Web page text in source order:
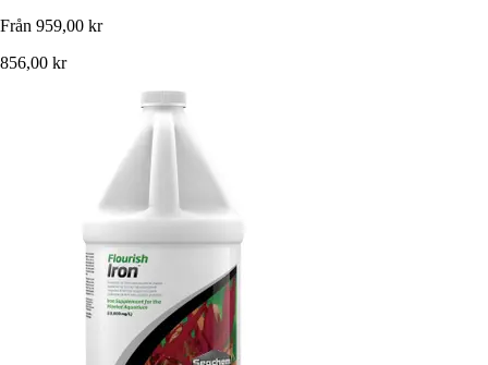
Från 959,00 kr
856,00 kr